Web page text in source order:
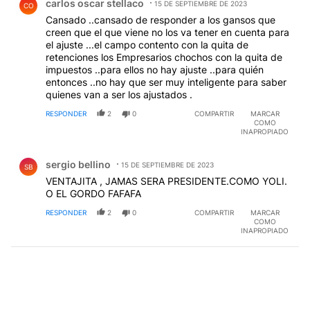
CO carlos oscar stellaco 15 DE SEPTIEMBRE DE 2023
Cansado ..cansado de responder a los gansos que
creen que el que viene no los va tener en cuenta para
el ajuste ...el campo contento con la quita de
retenciones los Empresarios chochos con la quita de
impuestos ..para ellos no hay ajuste ..para quién
entonces ..no hay que ser muy inteligente para saber
quienes van a ser los ajustados .
RESPONDER 2 0 COMPARTIR
MARCAR
COMO
INAPROPIADO
SB sergio bellino 15 DE SEPTIEMBRE DE 2023
VENTAJITA , JAMAS SERA PRESIDENTE.COMO YOLI.
O EL GORDO FAFAFA
RESPONDER 2 0 COMPARTIR
MARCAR
COMO
INAPROPIADO